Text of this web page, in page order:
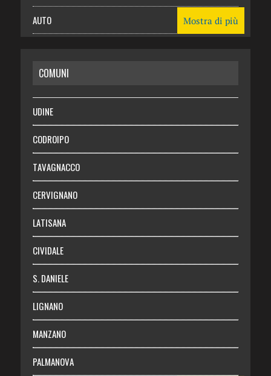
AUTO
RISPARMIO
SALUTE
Necrologie
Chi siamo
Abbonati
Login
Mostra di più
COMUNI
UDINE
CODROIPO
TAVAGNACCO
CERVIGNANO
LATISANA
CIVIDALE
S. DANIELE
LIGNANO
MANZANO
PALMANOVA